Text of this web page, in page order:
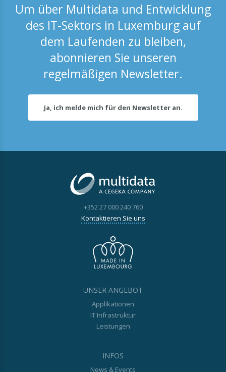
Um über Multidata und Entwicklung
des IT-Sektors in Luxemburg auf
dem Laufenden zu bleiben,
abonnieren Sie unseren
regelmäßigen Newsletter.
Ja, ich melde mich für den Newsletter an.
+352 27 000 240 760
Kontaktieren Sie uns
UNSER ANGEBOT
Applikationen
IT Infrastruktur
Leistungen
INFOS
News & Events